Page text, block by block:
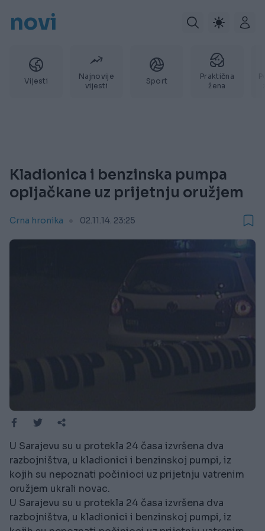
novi
Vijesti
Najnovije
vijesti
Sport
Praktična
žena
Kladionica i benzinska pumpa
opljačkane uz prijetnju oružjem
Crna hronika 02.11.14. 23:25
U Sarajevu su u protekla 24 časa izvršena dva
razbojništva, u kladionici i benzinskoj pumpi, iz
kojih su nepoznati počinioci uz prijetnju vatrenim
oružjem ukrali novac.
U Sarajevu su u protekla 24 časa izvršena dva
razbojništva, u kladionici i benzinskoj pumpi, iz